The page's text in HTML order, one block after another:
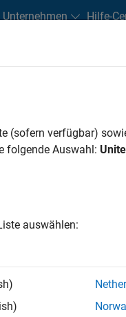
Unternehmen Hilfe-
Toolboxzu
(sofern verfügbar)
folgende Auswahl:
auswählen: